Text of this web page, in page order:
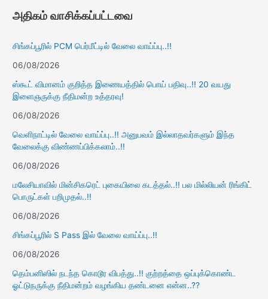
அதிகம் வாசிக்கப்பட்டவை
சிங்கப்பூரில் PCM பெர்மீட்டில் வேலை வாய்ப்பு..!!
06/08/2026
ஸ்கூட் விமானம் குறித்த இணையத்தில் பொய் பதிவு..!! 20 வயது
இளைஞருக்கு நீதிமன்ற உத்தரவு!
06/08/2026
வெளிநாட்டில் வேலை வாய்ப்பு..!! அனுபவம் இல்லாதவர்களும் இந்த
வேலைக்கு விண்ணப்பிக்கலாம்..!!
06/08/2026
மலேசியாவில் மின்சிகரெட் புகையிலை கடத்தல்..!! பல மில்லியன் ரிங்கிட்
பொருட்கள் பறிமுதல்..!!
06/08/2026
சிங்கப்பூரில் S Pass இல் வேலை வாய்ப்பு..!!
06/08/2026
தெம்பனிஸில் நடந்த கொடூர விபத்து..!! குற்றத்தை ஒப்புக்கொண்ட
ஓட்டுநருக்கு நீதிமன்றம் வழங்கிய தண்டனை என்ன..??